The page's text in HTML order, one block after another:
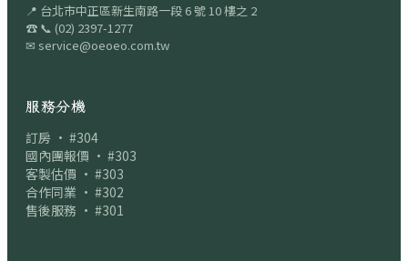
📍 台北市中正區新生南路一段 6 號 10 樓之 2
☎ 📞 (02) 2397-1277
✉ service@oeoeo.com.tw
服務分機
訂房 · #304
國內團報價 · #303
客製估價 · #303
合作同業 · #302
售後服務 · #301